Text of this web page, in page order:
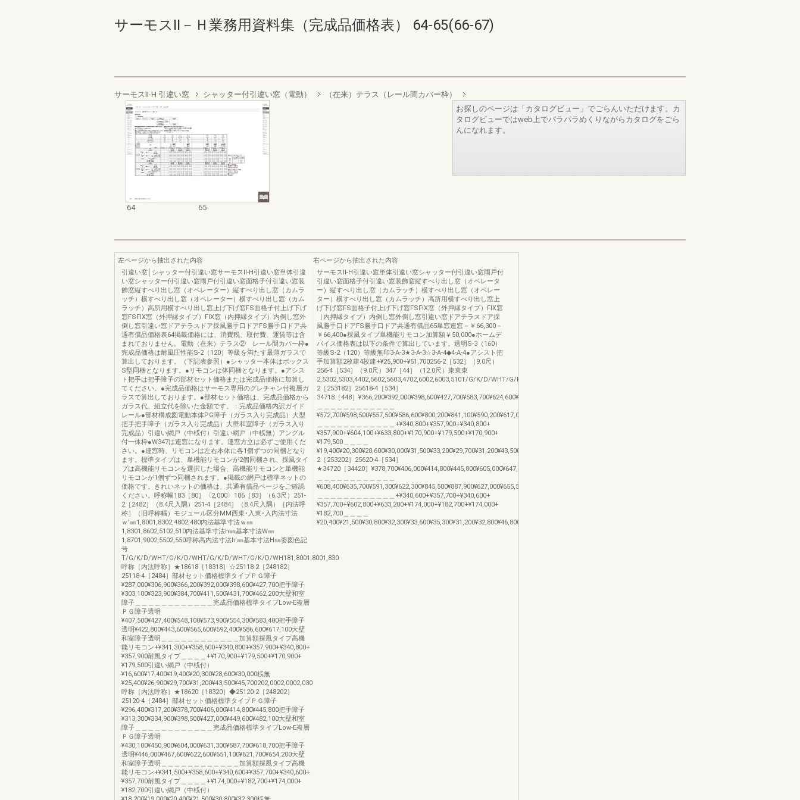
サーモスⅡ－Ｈ業務用資料集（完成品価格表） 64-65(66-67)
サーモスII-H 引違い窓 シャッター付引違い窓（電動） （在来）テラス（レール間カバー枠）
64 65
お探しのページは「カタログビュー」でごらんいただけます。カ
タログビューではweb上でパラパラめくりながらカタログをごら
んになれます。
左ページから抽出された内容
引違い窓│シャッター付引違い窓サーモスⅡ-H引違い窓単体引違
い窓シャッター付引違い窓雨戸付引違い窓面格子付引違い窓装
飾窓縦すべり出し窓（オペレーター）縦すべり出し窓（カムラ
ッチ）横すべり出し窓（オペレーター）横すべり出し窓（カム
ラッチ）高所用横すべり出し窓上げ下げ窓FS面格子付上げ下げ
窓FSFIX窓（外押縁タイプ）FIX窓（内押縁タイプ）内倒し窓外
倒し窓引違い窓ドアテラスドア採風勝手口ドアFS勝手口ドア共
通有償品価格表64掲載価格には、消費税、取付費、運賃等は含
まれておりません。電動（在来）テラス② レール間カバー枠●
完成品価格は耐風圧性能S-2（120）等級を満たす最薄ガラスで
算出しております。（下記表参照）●シャッター本体はボックス
S型同梱となります。●リモコンは体同梱となります。●アシス
ト把手は把手障子の部材セット価格または完成品価格に加算し
てください。●完成品価格はサーモス専用のグレチャン付複層ガ
ラスで算出しております。●部材セット価格は、完成品価格から
ガラス代、組立代を除いた金額です。：完成品価格内訳ガイド
レール●部材構成図電動本体PG障子（ガラス入り完成品）大型
把手把手障子（ガラス入り完成品）大壁和室障子（ガラス入り
完成品）引違い網戸（中桟付）引違い網戸（中桟無）アングル
付一体枠●W347は連窓になります。連窓方立は必ずご使用くだ
さい。●連窓時、リモコンは左右本体に各1個ずつの同梱となり
ます。標準タイプは、単機能リモコンが2個同梱され、採風タイ
プは高機能リモコンを選択した場合、高機能リモコンと単機能
リモコンが1個ずつ同梱されます。●掲載の網戸は標準ネットの
価格です。きれいネットの価格は、共通有償品ページをご確認
ください。呼称幅183［80］〈2,000〉186［83］（6.3尺）251-
2［2482］（8.4尺入隅）251-4［2484］（8.4尺入隅）［内法呼
称］（旧呼称幅）モジュール区分MM西東･入東･入内法寸法
ｗ'㎜1,8001,8302,4802,480内法基準寸法ｗ㎜
1,8301,8602,5102,510内法基準寸法h㎜基本寸法W㎜
1,8701,9002,5502,550呼称高内法寸法h'㎜基本寸法H㎜姿図色記
号
T/G/K/D/WHT/G/K/D/WHT/G/K/D/WHT/G/K/D/WH181,8001,8001,830
呼称［内法呼称］★18618［18318］☆25118-2［248182］
25118-4［2484］部材セット価格標準タイプＰＧ障子
¥287,000¥306,900¥366,200¥392,000¥398,600¥427,700把手障子
¥303,100¥323,900¥384,700¥411,500¥431,700¥462,200大壁和室
障子＿＿＿＿＿＿＿＿＿＿＿＿完成品価格標準タイプLow-E複層
ＰＧ障子透明
¥407,500¥427,400¥548,100¥573,900¥554,300¥583,400把手障子
透明¥422,800¥443,600¥565,600¥592,400¥586,600¥617,100大壁
和室障子透明＿＿＿＿＿＿＿＿＿＿＿＿加算額採風タイプ高機
能リモコン+¥341,300+¥358,600+¥340,800+¥357,900+¥340,800+
¥357,900耐風タイプ＿＿＿＿+¥170,900+¥179,500+¥170,900+
¥179,500引違い網戸（中桟付）
¥16,600¥17,400¥19,400¥20,300¥28,600¥30,000桟無
¥25,400¥26,900¥29,700¥31,200¥43,500¥45,700202,0002,0002,030
呼称［内法呼称］★18620［18320］◆25120-2［248202］
25120-4［2484］部材セット価格標準タイプＰＧ障子
¥296,400¥317,200¥378,700¥406,000¥414,800¥445,800把手障子
¥313,300¥334,900¥398,500¥427,000¥449,600¥482,100大壁和室
障子＿＿＿＿＿＿＿＿＿＿＿＿完成品価格標準タイプLow-E複層
ＰＧ障子透明
¥430,100¥450,900¥604,000¥631,300¥587,700¥618,700把手障子
透明¥446,000¥467,600¥622,600¥651,100¥621,700¥654,200大壁
和室障子透明＿＿＿＿＿＿＿＿＿＿＿＿加算額採風タイプ高機
能リモコン+¥341,500+¥358,600+¥340,600+¥357,700+¥340,600+
¥357,700耐風タイプ＿＿＿＿+¥174,000+¥182,700+¥174,000+
¥182,700引違い網戸（中桟付）
右ページから抽出された内容
サーモスⅡ-H引違い窓単体引違い窓シャッター付引違い窓雨戸付
引違い窓面格子付引違い窓装飾窓縦すべり出し窓（オペレータ
ー）縦すべり出し窓（カムラッチ）横すべり出し窓（オペレー
ター）横すべり出し窓（カムラッチ）高所用横すべり出し窓上
げ下げ窓FS面格子付上げ下げ窓FSFIX窓（外押縁タイプ）FIX窓
（内押縁タイプ）内倒し窓外倒し窓引違い窓ドアテラスドア採
風勝手口ドアFS勝手口ドア共通有償品65単窓連窓－￥66,300－
￥66,400●採風タイプ単機能リモコン加算額￥50,000●ホームデ
バイス価格表は以下の条件で算出しています。透明S-3（160）
等級S-2（120）等級無印3-A-3★3-A-3☆3-A-4◆4-A-4●アシスト把
手加算額2枚建4枚建+¥25,900+¥51,700256-2［532］（9.0尺）
256-4［534］（9.0尺）347［44］（12.0尺）東東東
2,5302,5303,4402,5602,5603,4702,6002,6003,510T/G/K/D/WHT/G/K/D/WHT/G/K/D/WH◆25618-
2［253182］25618-4［534］
34718［448］¥366,200¥392,000¥398,600¥427,700¥583,700¥624,600¥384,700¥411,500¥431,700¥462,200¥618,500¥660,900
¥572,700¥598,500¥557,500¥586,600¥800,200¥841,100¥590,200¥617,000¥589,800¥620,300¥834,200¥876,600
＿＿＿＿＿＿＿＿＿＿＿＿+¥340,800+¥357,900+¥340,800+
¥357,900+¥604,100+¥633,800+¥170,900+¥179,500+¥170,900+
¥179,500＿＿＿＿
¥19,400¥20,300¥28,600¥30,000¥31,500¥33,200¥29,700¥31,200¥43,500¥45,700¥48,100¥50,600◆25620-
2［253202］25620-4［534］
★34720［34420］¥378,700¥406,000¥414,800¥445,800¥605,000¥647,400¥398,500¥427,000¥449,600¥482,100¥641,600¥685,600
¥608,400¥635,700¥591,300¥622,300¥845,500¥887,900¥627,000¥655,500¥624,900¥657,400¥881,300¥925,300
＿＿＿＿＿＿＿＿＿＿＿＿+¥340,600+¥357,700+¥340,600+
¥357,700+¥602,800+¥633,200+¥174,000+¥182,700+¥174,000+
¥182,700＿＿＿＿
¥20,400¥21,500¥30,800¥32,300¥33,600¥35,300¥31,200¥32,800¥46,800¥49,100¥51,200¥53,900